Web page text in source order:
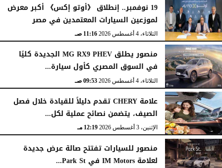
19 نوفمبر.. إنطلاق 《أوتو إكس》 أكبر معرض
لموزعين السيارات المعتمدين في مصر
الثلاثاء، 4 أغسطس 2026 11:16 صـ
منصور يطلق MG RX9 PHEV الجديدة كليًا
في السوق المصري كأول سيارة...
الثلاثاء، 4 أغسطس 2026 09:53 صـ
علامة CHERY تقدم دليلاً للقيادة خلال فصل
الصيف، يتضمن نصائح عملية لكل...
الإثنين، 3 أغسطس 2026 12:19 مـ
منصور للسيارات تفتتح صالة عرض جديدة
لعلامة IM Motors في Park St...